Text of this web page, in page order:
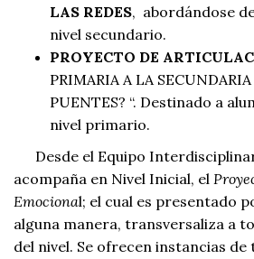
LAS REDES, abordándose
nivel secundario.
PROYECTO DE
PRIMARIA A LA
PUENTES? “. Destinado a
nivel primario.
Desde el Equipo
acompaña en Nivel Inicial, el
Emocional; el cual es presentado
alguna manera, transversaliza a
del nivel. Se ofrecen instancias